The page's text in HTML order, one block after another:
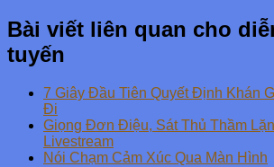
Bài viết liên quan cho
tuyến
7 Giây Đầu Tiên Quyết Định Khán
Đi
Giọng Đơn Điệu, Sát Thủ Thầm
Livestream
Nói Chạm Cảm Xúc Qua Màn Hình